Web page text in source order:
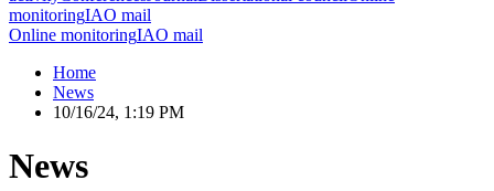
monitoringIAO mail
Online monitoringIAO mail
Home
News
10/16/24, 1:19 PM
News